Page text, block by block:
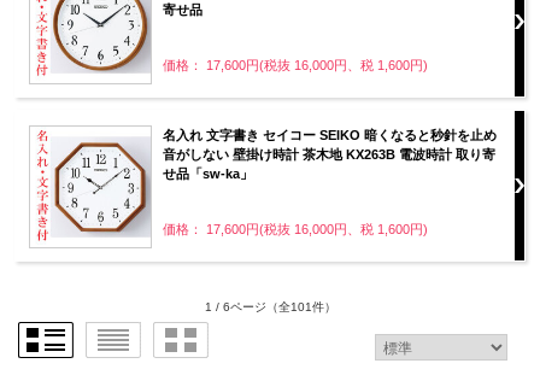
寄せ品
価格： 17,600円(税抜 16,000円、税 1,600円)
名入れ 文字書き セイコー SEIKO 暗くなると秒針を止め
音がしない 壁掛け時計 茶木地 KX263B 電波時計 取り寄
せ品「sw-ka」
価格： 17,600円(税抜 16,000円、税 1,600円)
1 / 6ページ （全101件）